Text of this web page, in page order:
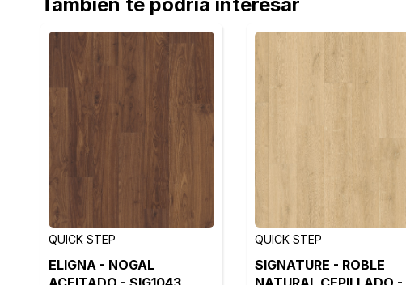
QUICK STEP
ELIGNA - NOGAL
QUICK STEP
SIGNATURE - ROBLE